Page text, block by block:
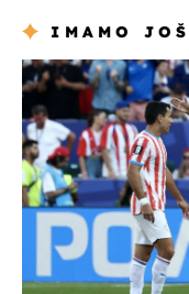
IMAMO JOŠ
svjetsko prvenstvo